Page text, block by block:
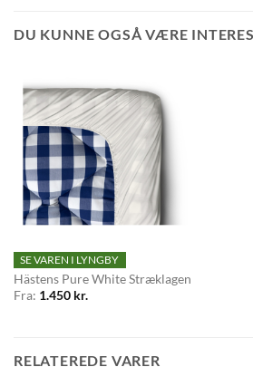
DU KUNNE OGSÅ VÆRE
SE VAREN I LYNGBY
Hästens Pure White Stræklagen
Fra: 1.450 kr.
RELATEREDE VARER